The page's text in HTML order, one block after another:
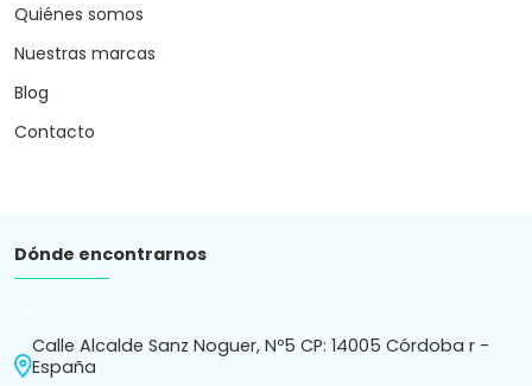
Quiénes somos
Nuestras marcas
Blog
Contacto
Dónde encontrarnos
Calle Alcalde Sanz Noguer, Nº5 CP: 14005 Córdoba r -
España